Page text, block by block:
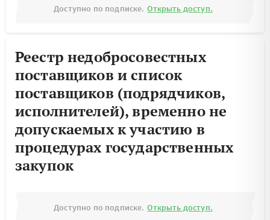
Доступно по подписке. Открыть доступ.
Реестр недобросовестных
поставщиков и список
поставщиков (подрядчиков,
исполнителей), временно не
допускаемых к участию в
процедурах государственных
закупок
Доступно по подписке. Открыть доступ.